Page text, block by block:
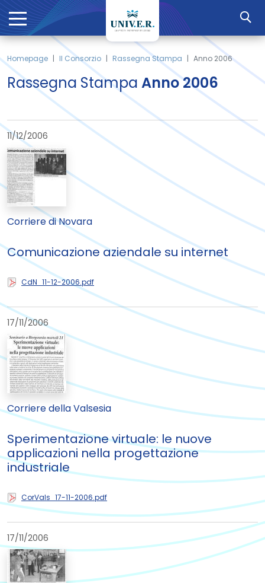
Homepage Il Consorzio Rassegna Stampa Anno 2006
Rassegna Stampa Anno 2006
11/12/2006
Corriere di Novara
Comunicazione aziendale su internet
CdN_11-12-2006.pdf
17/11/2006
Corriere della Valsesia
Sperimentazione virtuale: le nuove
applicazioni nella progettazione
industriale
CorVals_17-11-2006.pdf
17/11/2006